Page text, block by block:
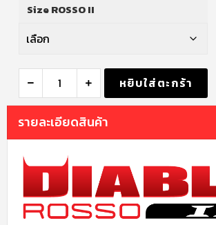
Size ROSSO II
หยิบใส่ตะกร้า
รายละเอียดสินค้า